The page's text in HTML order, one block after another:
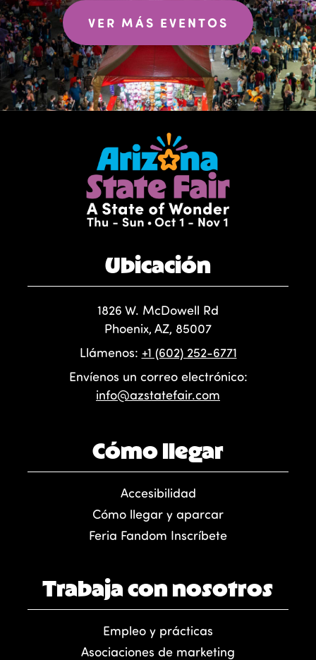
VER MÁS EVENTOS
Ubicación
1826 W. McDowell Rd
Phoenix, AZ, 85007
Llámenos: +1 (602) 252-6771
Envíenos un correo electrónico:
info@azstatefair.com
Cómo llegar
Accesibilidad
Cómo llegar y aparcar
Feria Fandom Inscríbete
Trabaja con nosotros
Empleo y prácticas
Asociaciones de marketing